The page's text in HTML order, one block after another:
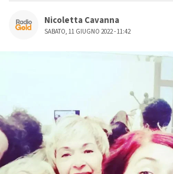
Nicoletta Cavanna
SABATO, 11 GIUGNO 2022 - 11:42